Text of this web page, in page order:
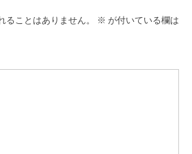
ことはありません。 ※ が付いている欄は